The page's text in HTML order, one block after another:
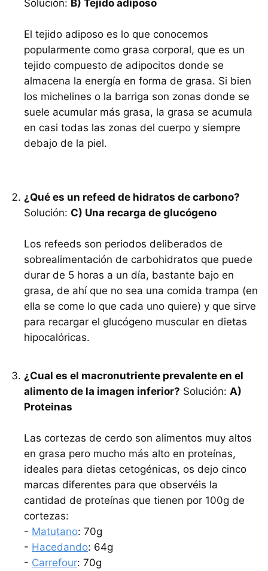
Solución: B) Tejido adiposo
El tejido adiposo es lo que conocemos
popularmente como grasa corporal, que es un
tejido compuesto de adipocitos donde se
almacena la energía en forma de grasa. Si bien
los michelines o la barriga son zonas donde se
suele acumular más grasa, la grasa se acumula
en casi todas las zonas del cuerpo y siempre
debajo de la piel.
¿Qué es un refeed de hidratos de carbono?
Solución: C) Una recarga de glucógeno
Los refeeds son periodos deliberados de
sobrealimentación de carbohidratos que puede
durar de 5 horas a un día, bastante bajo en
grasa, de ahí que no sea una comida trampa (en
ella se come lo que cada uno quiere) y que sirve
para recargar el glucógeno muscular en dietas
hipocalóricas.
¿Cual es el macronutriente prevalente en el
alimento de la imagen inferior? Solución: A)
Proteinas
Las cortezas de cerdo son alimentos muy altos
en grasa pero mucho más alto en proteínas,
ideales para dietas cetogénicas, os dejo cinco
marcas diferentes para que observéis la
cantidad de proteínas que tienen por 100g de
cortezas:
- Matutano: 70g
- Hacedando: 64g
- Carrefour: 70g